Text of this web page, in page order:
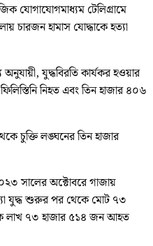
যোগাযোগমাধ্যম টেলিগ্রামে
চারজন হামাস যোদ্ধাকে হত্যা
যুদ্ধবিরতি কার্যকর হওয়ার
নিহত এবং তিন হাজার ৪০৬
চুক্তি লঙ্ঘনের তিন হাজার
২০২৩ সালের অক্টোবরে গাজায়
যুদ্ধ শুরুর পর থেকে মোট ৭৩
লাখ ৭৩ হাজার ৫১৪ জন আহত